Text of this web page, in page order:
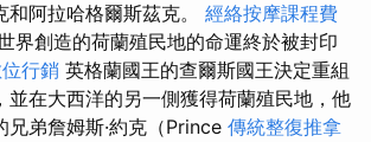
和阿拉哈格爾斯茲克。 經絡按摩課程費
界創造的荷蘭殖民地的命運終於被封印
行銷 英格蘭國王的查爾斯國王決定重組
並在大西洋的另一側獲得荷蘭殖民地，他
兄弟詹姆斯·約克（Prince 傳統整復推拿